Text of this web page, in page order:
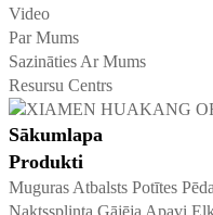
Video
Par Mums
Sazināties Ar Mums
Resursu Centrs
Sākumlapa
Produkti
Muguras Atbalsts Potītes
Naktssplinta Gājēja Apavi